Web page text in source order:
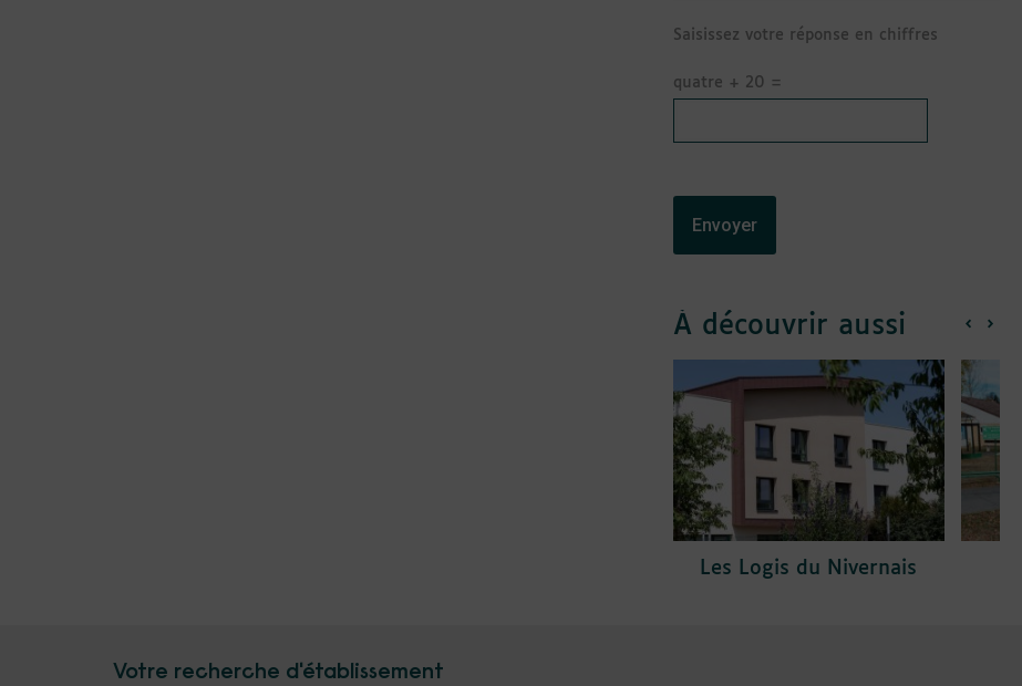
Saisissez votre réponse en chiffres
quatre + 20 =
À découvrir aussi
Les Logis du Nivernais
Votre recherche d'établissement